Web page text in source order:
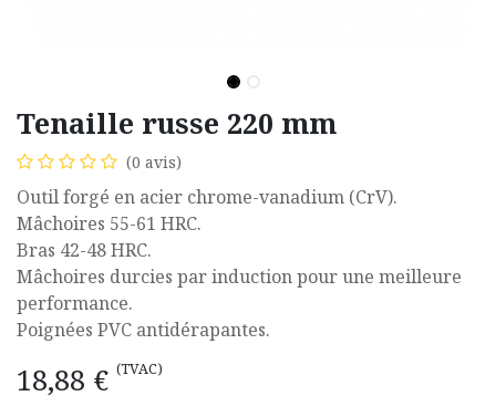
Tenaille russe 220 mm
(0 avis)
Outil forgé en acier chrome-vanadium (CrV).
Mâchoires 55-61 HRC.
Bras 42-48 HRC.
Mâchoires durcies par induction pour une meilleure
performance.
Poignées PVC antidérapantes.
18,88 € (TVAC)